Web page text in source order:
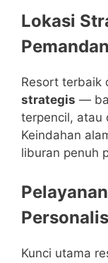
Lokasi
Resort terbaik
strategis —
terpencil, atau
Keindahan
liburan penuh
Kunci utama